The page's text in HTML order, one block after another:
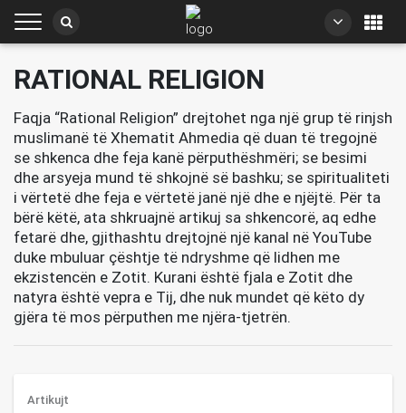
RATIONAL RELIGION
Faqja “Rational Religion” drejtohet nga një grup të rinjsh
muslimanë të Xhematit Ahmedia që duan të tregojnë
se shkenca dhe feja kanë përputhëshmëri; se besimi
dhe arsyeja mund të shkojnë së bashku; se spiritualiteti
i vërtetë dhe feja e vërtetë janë një dhe e njëjtë. Për ta
bërë këtë, ata shkruajnë artikuj sa shkencorë, aq edhe
fetarë dhe, gjithashtu drejtojnë një kanal në YouTube
duke mbuluar çështje të ndryshme që lidhen me
ekzistencën e Zotit. Kurani është fjala e Zotit dhe
natyra është vepra e Tij, dhe nuk mundet që këto dy
gjëra të mos përputhen me njëra-tjetrën.
Artikujt